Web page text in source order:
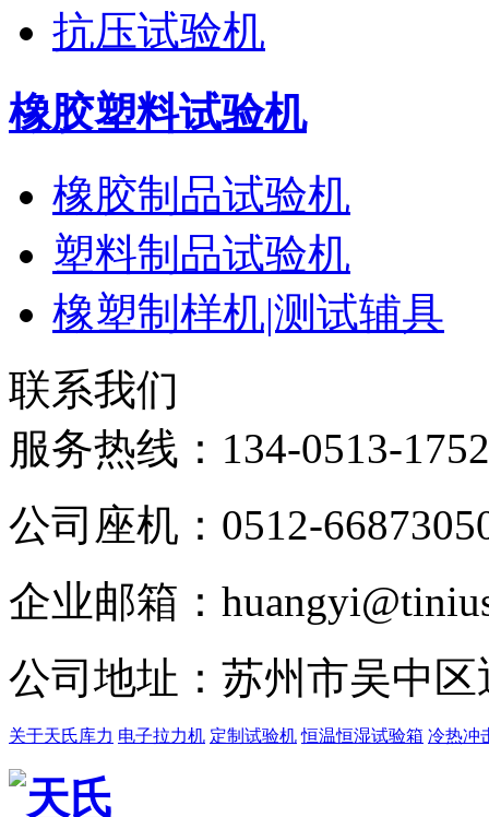
抗压试验机
橡胶塑料试验机
橡胶制品试验机
塑料制品试验机
橡塑制样机|测试辅具
联系我们
服务热线： 134-0513-1752
公司座机：0512-
企业邮箱：
公司地址：苏州市吴中
关于天氏库力 电子拉力机 定制试验机 恒温恒湿试验箱 冷热冲